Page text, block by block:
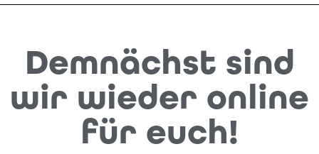
Demnächst sind
wir wieder online
für euch!